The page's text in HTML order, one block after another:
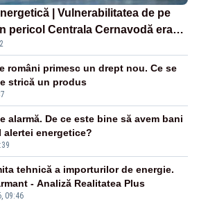
| Vulnerabilitatea de pe
pericol Centrala Cernavodă era
lui Ceaușescu
români primesc un drept nou. Ce se
strică un produs
alarmă. De ce este bine să avem bani
energetice?
09:46
tehnică a importurilor de energie.
- Analiză Realitatea Plus